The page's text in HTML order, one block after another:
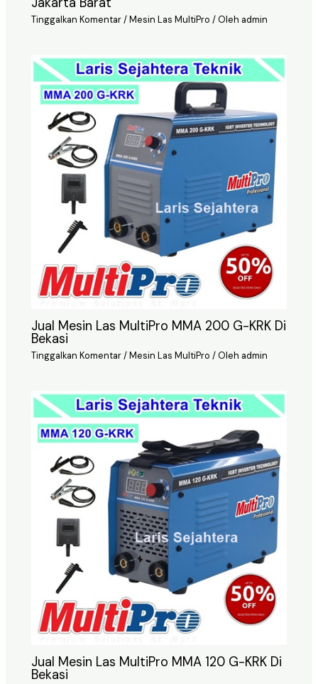
Tinggalkan Komentar/Mesin Las MultiPro / Oleh admin
Jual Mesin Las MultiPro MMA 200 G-KRK Di
Bekasi
Tinggalkan Komentar/Mesin Las MultiPro / Oleh admin
Jual Mesin Las MultiPro MMA 120 G-KRK Di
Bekasi